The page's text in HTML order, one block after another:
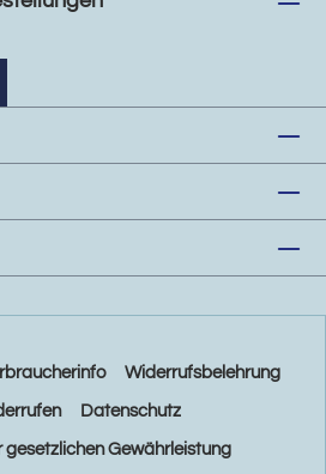
Widerrufsbelehrung
Datenschutz
gesetzlichen Gewährleistung